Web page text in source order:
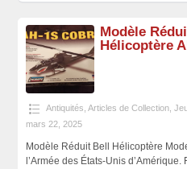
Modèle
Hélicoptère
Antiquités, Articles de Collection,
mars 22, 2025
Modèle Réduit Bell Hélicoptère
l’Armée des États-Unis